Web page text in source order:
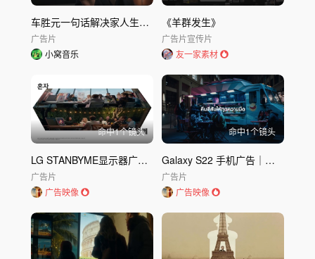
车胜元一句话解决家人生病｜Carenation医疗服务广告
广告片
小窝音乐
《羊群发生》
广告片宣传片
友一家素材
命中1个镜头
LG STANBYME显示器广告｜Free to go anywhere｜LG
广告片
广告映像
命中1个镜头
Galaxy S22 手机广告｜三星 SAMSUNG
广告片
广告映像